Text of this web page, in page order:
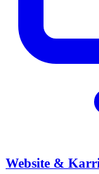
Website &